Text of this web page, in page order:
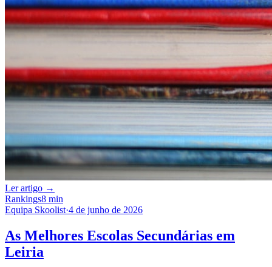
Ler artigo →
Rankings8 min
Equipa Skoolist·4 de junho de 2026
As Melhores Escolas Secundárias em
Leiria